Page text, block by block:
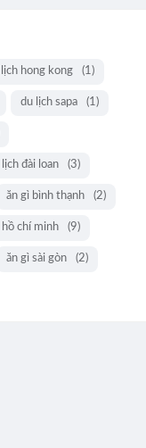
hong kong (1)
du lịch sapa (1)
đài loan (3)
ăn gì bình thạnh (2)
hồ chí minh (9)
ăn gì sài gòn (2)